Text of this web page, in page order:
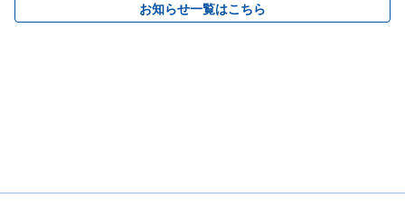
お知らせ一覧はこちら